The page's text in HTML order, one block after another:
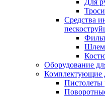
Для
Средства
Шлем
Оборудование
Комплектующие
Пистолеты